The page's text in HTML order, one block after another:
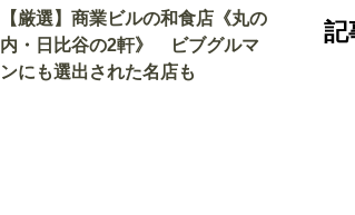
【厳選】商業ビルの和食店《丸の
内・日比谷の2軒》 ビブグルマ
ンにも選出された名店も
記